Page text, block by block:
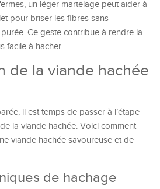
un léger martelage peut aider à
pour briser les fibres sans
Ce geste contribue à rendre la
facile à hacher.
de la viande hachée
il est temps de passer à l’étape
la viande hachée. Voici comment
viande hachée savoureuse et de
de hachage